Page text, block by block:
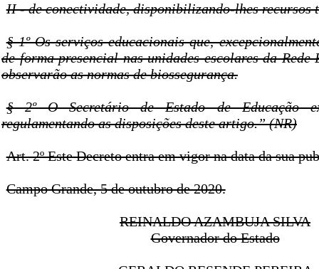
II - de conectividade, disponibilizando-lhes recursos
§ 1º Os serviços educacionais que,
de forma presencial nas unidades escolares da Rede
observarão as normas de biossegurança.
§ 2º O Secretário de Estado de Educação
regulamentando as disposições deste artigo.” (NR)
Art. 2º Este Decreto entra em vigor na data da sua
Campo Grande, 5 de outubro de 2020.
REINALDO AZAMBUJA SILVA
Governador do Estado